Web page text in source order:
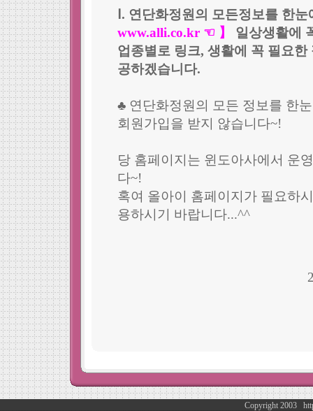
Ⅰ. 연단화정원의 모든정보를 한
www.alli.co.kr ☜ 】
일상생활에
업종별로 링크, 생활에 꼭 필요
공하겠습니다.
♣ 연단화정원의 모든 정보를 한
회원가입을 받지 않습니다~!
당 홈페이지는 윈도아사에서 운
다~!
혹여 올아이 홈페이지가 필요하
용하시기 바랍니다...^^
Copyright 2003